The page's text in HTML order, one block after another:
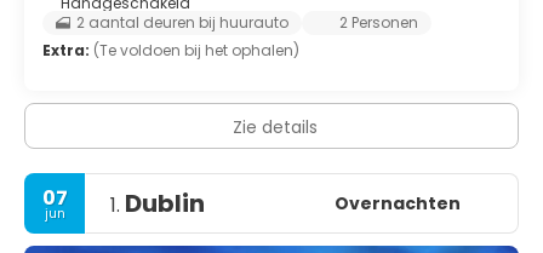
2 aantal deuren bij huurauto
2 Personen
Extra: (Te voldoen bij het ophalen)
Zie details
07
jun 1. Dublin Overnachten